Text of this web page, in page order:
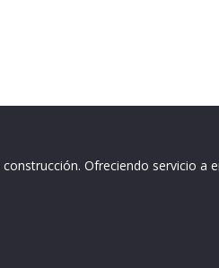
Ofreciendo servicio a